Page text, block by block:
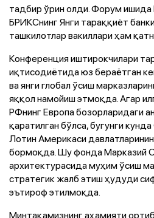
тадбир ўрин олди. Форум
БРИКСнинг Янги тараққиёт
ташкилотлар вакиллари ҳам
Конференция иштирокчилари
иқтисодиётида юз бераётган
ва янги глобал ўсиш
яққол намойиш этмоқда. Агар
РФнинг Европа бозорларидаги
қаратилган бўлса, бугунги
Лотин Америкаси
бормоқда. Шу фонда Марказий
архитектурасида муҳим ўсиш
стратегик жалб этиш ҳудуди
эътироф этилмоқда.
Минтақамизнинг аҳамияти